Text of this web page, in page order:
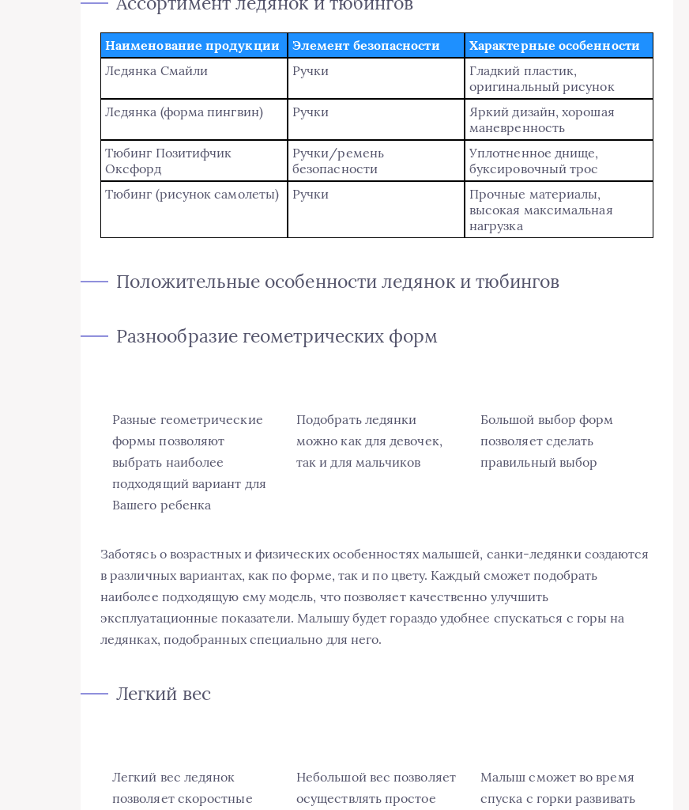
Наименование продукции Элемент безопасности
Характерные особенности
Ледянка Смайли
Ручки
Гладкий пластик,
оригинальный рисунок
Ледянка (форма пингвин)
Ручки
Яркий дизайн, хорошая
маневренность
Тюбинг Позитифчик
Оксфорд
Ручки/ремень
безопасности
Уплотненное днище,
буксировочный трос
Тюбинг (рисунок самолеты)
Ручки
Прочные материалы,
высокая максимальная
нагрузка
Положительные особенности ледянок и тюбингов
Разнообразие геометрических форм
Разные геометрические
формы позволяют
выбрать наиболее
подходящий вариант для
Вашего ребенка
Подобрать ледянки
можно как для девочек,
так и для мальчиков
Большой выбор форм
позволяет сделать
правильный выбор
Заботясь о возрастных и физических особенностях малышей, санки-ледянки создаются
в различных вариантах, как по форме, так и по цвету. Каждый сможет подобрать
наиболее подходящую ему модель, что позволяет качественно улучшить
эксплуатационные показатели. Малышу будет гораздо удобнее спускаться с горы на
ледянках, подобранных специально для него.
Легкий вес
Легкий вес ледянок
позволяет скоростные
Небольшой вес позволяет
осуществлять простое
Малыш сможет во время
спуска с горки развивать